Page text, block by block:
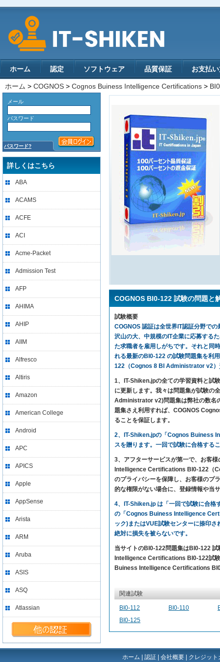
ホーム 認定 ソフトウェア 品質保証 お支払
ホーム > COGNOS > Cognos Buiness Intelligence Certifications >
メール
パスワード
パスワード?
詳しくはこちら
ABA
ACAMS
ACFE
ACI
Acme-Packet
Admission Test
AFP
AHIMA
AHIP
AIIM
Alfresco
Altiris
Amazon
American College
Android
APC
APICS
Apple
AppSense
Arista
ARM
Aruba
ASIS
ASQ
Atlassian
COGNOS BI0-122 試験の問題と
試験概要
COGNOS 認証は全世界IT認証分野で
沢山の大、中規模のIT企業に応募する
た求職者を雇用しがちです。それと同
れる最新のBI0-122 の試験問題集を利
122（Cognos 8 BI Administrator v2）
1、IT-Shiken.jpの全ての学習資料と試
に更新します。我々は問題集が試験の
Administrator v2)問題集は弊社の数名
題集さえ利用すれば、COGNOS
ることを保証します。
2、IT-Shiken.jpの「Cognos Buiness
スを贈ります。一回で試験に合格する
3、アフターサービスが第一で、お客
Intelligence Certifications BI0-122（
のプライバシーを保障し、お客様のプ
的な権限がない場合に、登録情報や当
4、IT-Shiken.jp は「一回で試験に合格
の「Cognos Buiness Intelligence
ック)またはVUE試験センターに捺印
絶対に損失を被らないです。
当サイトのBI0-122問題集はBI0-122
Intelligence Certifications BI0-122試
Buiness Intelligence Certifications
関連試験
BI0-112 BI0-110
BI0-125
ホーム 認証 会社概要 クレジッ